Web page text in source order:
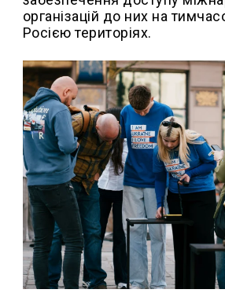
організацій до них на
Росією територіях.